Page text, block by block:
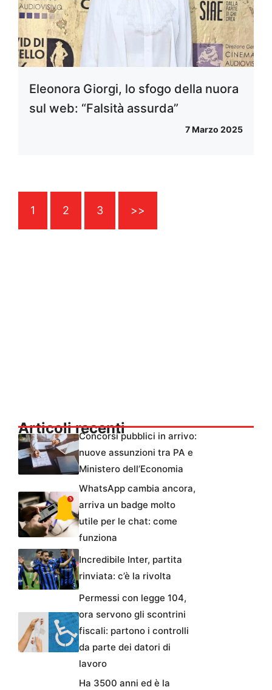
Eleonora Giorgi, lo sfogo della nuora
sul web: “Falsità assurda”
7 Marzo 2025
1 2 3 >>
Articoli recentiConcorsi pubblici in arrivo:
nuove assunzioni tra PA e
Ministero dell’Economia
WhatsApp cambia ancora,
arriva un badge molto
utile per le chat: come
funziona
Incredibile Inter, partita
rinviata: c’è la rivolta
Permessi con legge 104,
ora servono gli scontrini
fiscali: partono i controlli
da parte dei datori di
lavoro
Ha 3500 anni ed è la